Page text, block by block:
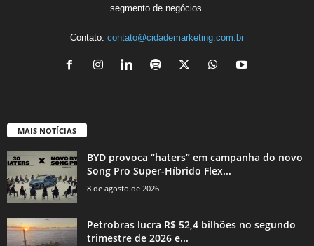
segmento de negócios.
Contato: contato@cidademarketing.com.br
MAIS NOTÍCIAS
BYD provoca “haters” em campanha do novo
Song Pro Super-Híbrido Flex...
8 de agosto de 2026
Petrobras lucra R$ 52,4 bilhões no segundo
trimestre de 2026 e...